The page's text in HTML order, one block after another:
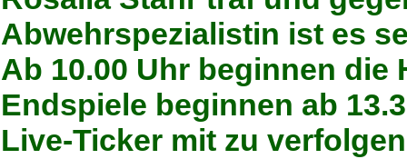
Abwehrspezialistin ist es
Ab 10.00 Uhr beginnen
Endspiele beginnen ab
Live-Ticker mit zu